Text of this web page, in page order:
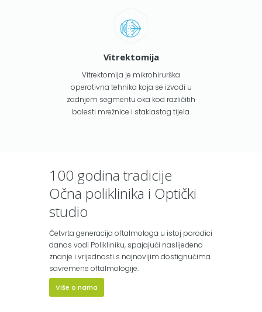
Vitrektomija
Vitrektomija je mikrohirurška
operativna tehnika koja se izvodi u
zadnjem segmentu oka kod različitih
bolesti mrežnice i staklastog tijela.
100 godina tradicije
Očna poliklinika i Optički
studio
Četvrta generacija oftalmologa u istoj porodici
danas vodi Polikliniku, spajajući naslijeđeno
znanje i vrijednosti s najnovijim dostignućima
savremene oftalmologije.
Više o nama